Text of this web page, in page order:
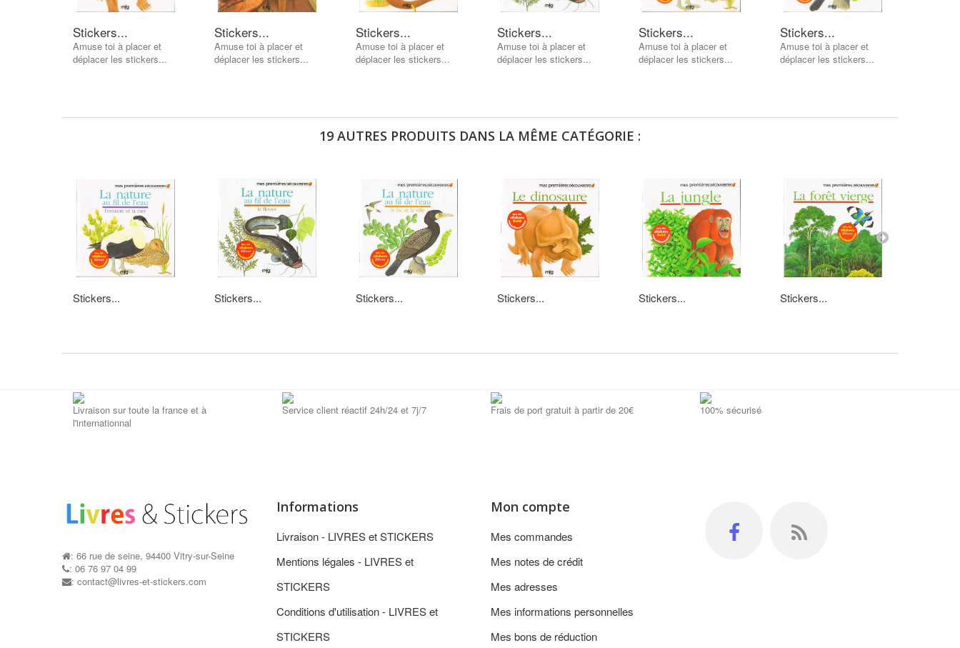
Stickers...
Amuse toi à placer et
déplacer les stickers...
Stickers...
Amuse toi à placer et
déplacer les stickers...
Stickers...
Amuse toi à placer et
déplacer les stickers...
Stickers...
Amuse toi à placer et
déplacer les stickers...
Stickers...
Amuse toi à placer et
déplacer les stickers...
Stickers...
Amuse toi à placer et
déplacer les stickers...
19 AUTRES PRODUITS DANS LA MÊME CATÉGORIE :
Stickers... Stickers... Stickers... Stickers... Stickers... Stickers...
Livraison sur toute la france et à
l'internationnal
Service client réactif 24h/24 et 7j/7 Frais de port gratuit à partir de 20€ 100% sécurisé
: 66 rue de seine, 94400 Vitry-sur-Seine
: 06 76 97 04 99
: contact@livres-et-stickers.com
Informations
Livraison - LIVRES et STICKERS
Mentions légales - LIVRES et
STICKERS
Conditions d'utilisation - LIVRES et
STICKERS
Mon compte
Mes commandes
Mes notes de crédit
Mes adresses
Mes informations personnelles
Mes bons de réduction